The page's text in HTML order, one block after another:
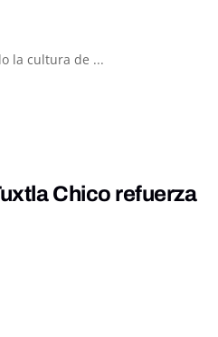
la cultura de ...
Chico refuerza